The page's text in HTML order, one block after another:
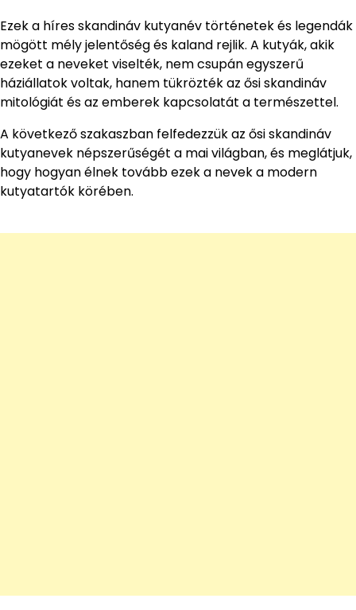
Ezek a híres skandináv kutyanév történetek és legendák
mögött mély jelentőség és kaland rejlik. A kutyák, akik
ezeket a neveket viselték, nem csupán egyszerű
háziállatok voltak, hanem tükrözték az ősi skandináv
mitológiát és az emberek kapcsolatát a természettel.
A következő szakaszban felfedezzük az ősi skandináv
kutyanevek népszerűségét a mai világban, és meglátjuk,
hogy hogyan élnek tovább ezek a nevek a modern
kutyatartók körében.